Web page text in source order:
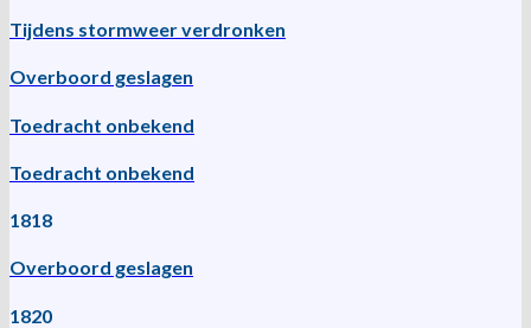
Tijdens stormweer verdronken
Overboord geslagen
Toedracht onbekend
Toedracht onbekend
1818
Overboord geslagen
1820